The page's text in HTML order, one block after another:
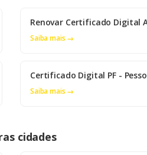
Renovar Certificado Digital
Saiba mais →
Certificado Digital PF -
Saiba mais →
cidades